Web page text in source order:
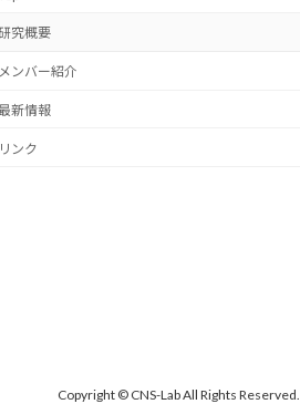
究概要
メンバー紹介
新情報
リンク
Copyright © CNS-Lab All Rights Reserved.